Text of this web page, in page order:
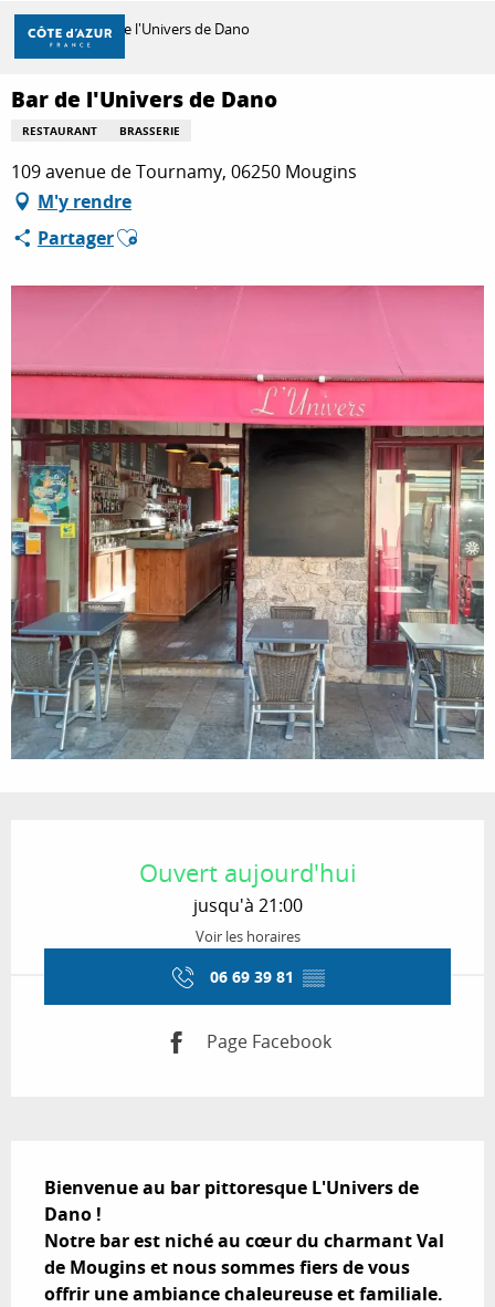
Aller
contenu
principal
DÉCOUVRIR
À FAIRE
SÉJOURNER
Accueil Bar de l'Univers de Dano
Bar de l'Univers de Dano
RESTAURANT BRASSERIE
109 avenue de Tournamy, 06250 Mougins
M'y rendre
PartagerAjouter aux favoris
Ouvert aujourd'hui
jusqu'à 21:00
Voir les horaires
06 69 39 81 ▒▒
Page Facebook
Bienvenue au bar pittoresque L'Univers de
Dano !
Notre bar est niché au cœur du charmant Val
de Mougins et nous sommes fiers de vous
offrir une ambiance chaleureuse et familiale.